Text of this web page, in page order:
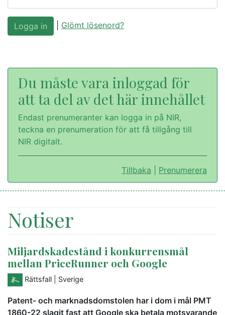
Glömt lösenord?
Du måste vara inloggad för
att ta del av det här innehållet
Endast prenumeranter kan logga in på NIR,
teckna en prenumeration för att få tillgång till
NIR digitalt.
Tillbaka Prenumerera
Notiser
Miljardskadestånd i konkurrensmål
mellan PriceRunner och Google
Rättsfall | Sverige
Patent- och marknadsdomstolen har i dom i mål PMT
1860-22 slagit fast att Google ska betala motsvarande